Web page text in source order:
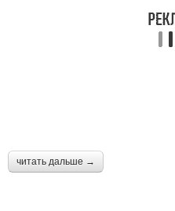
читать дальше →